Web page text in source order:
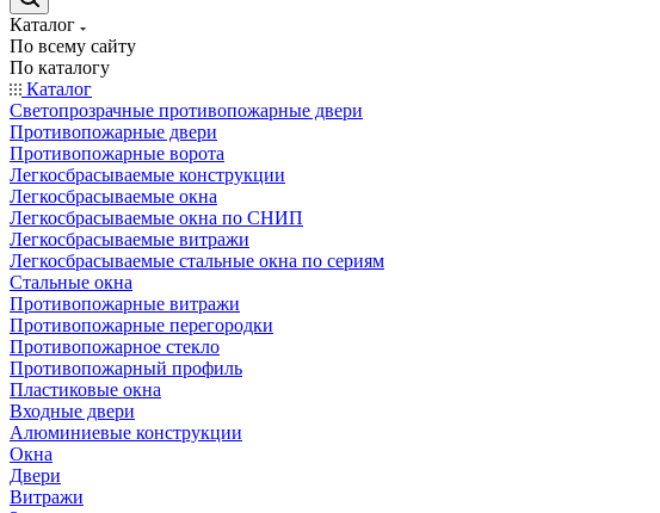
Каталог
По всему сайту
По каталогу
Каталог
Светопрозрачные противопожарные двери
Противопожарные двери
Противопожарные ворота
Легкосбрасываемые конструкции
Легкосбрасываемые окна
Легкосбрасываемые окна по СНИП
Легкосбрасываемые витражи
Легкосбрасываемые стальные окна по сериям
Стальные окна
Противопожарные витражи
Противопожарные перегородки
Противопожарное стекло
Противопожарный профиль
Пластиковые окна
Входные двери
Алюминиевые конструкции
Окна
Двери
Витражи